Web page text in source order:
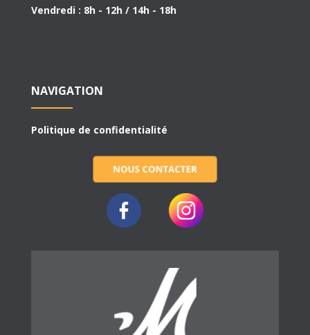
Vendredi : 8h - 12h / 14h - 18h
NAVIGATION
Politique de confidentialité